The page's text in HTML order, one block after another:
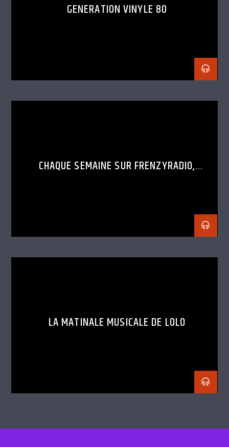
GENERATION VINYLE 80
CHAQUE SEMAINE SUR FRENZYRADIO,
LA MATINALE MUSICALE DE LOLO